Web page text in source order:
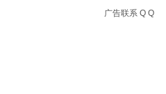
广告联系 Q Q